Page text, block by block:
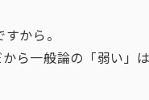
から。
ら一般論の「弱い」